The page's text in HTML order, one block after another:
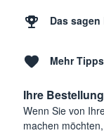
Das
Mehr Tipps
Ihre
Wenn Sie von
machen